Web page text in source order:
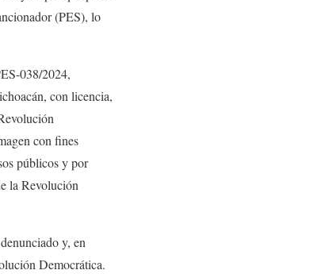
(PES), lo
038/2024,
con licencia,
con fines
públicos y por
la Revolución
y, en
Democrática.